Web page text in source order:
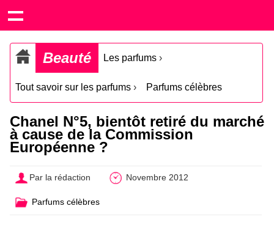
Beauté Les parfums ›
Tout savoir sur les parfums › Parfums célèbres
Chanel N°5, bientôt retiré du marché
à cause de la Commission
Européenne ?
Par la rédaction Novembre 2012
Parfums célèbres